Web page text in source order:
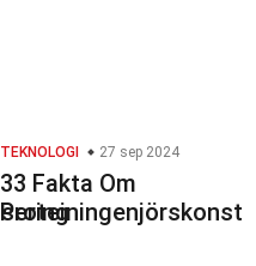
TEKNOLOGI 27 sep 2024
33 Fakta Om
Proteiningenjörskonst